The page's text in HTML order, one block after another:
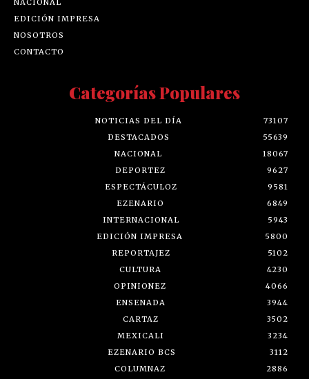
NACIONAL
EDICIÓN IMPRESA
NOSOTROS
CONTACTO
Categorías Populares
NOTICIAS DEL DÍA
73107
DESTACADOS
55639
NACIONAL
18067
DEPORTEZ
9627
ESPECTÁCULOZ
9581
EZENARIO
6849
INTERNACIONAL
5943
EDICIÓN IMPRESA
5800
REPORTAJEZ
5102
CULTURA
4230
OPINIONEZ
4066
ENSENADA
3944
CARTAZ
3502
MEXICALI
3234
EZENARIO BCS
3112
COLUMNAZ
2886